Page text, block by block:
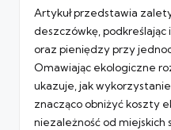
Artykuł przedstawia
deszczówkę,
oraz pieniędzy przy
Omawiając ekologiczne
ukazuje, jak
znacząco obniżyć koszty
niezależność od miejskich